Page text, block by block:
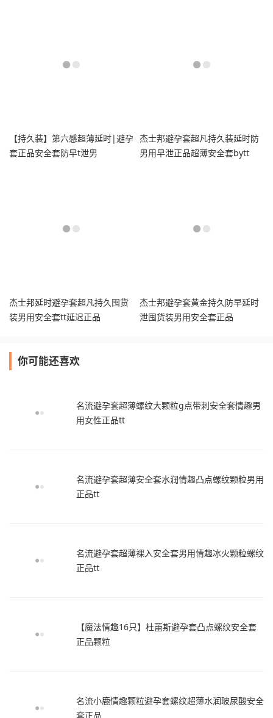
【持久装】第六感超薄延时|避孕
套正品安全套防早t泄男
杰士邦避孕套超凡持久装延时防
男用早泄正品超薄安全套bytt
杰士邦延时避孕套超凡持久囤货
装男用安全套tt延迟正品
杰士邦避孕套黄金持久防早延时
泄囤货装男用安全套正品
你可能还喜欢
名流避孕套超薄螺纹大颗粒g点带刺安全套情趣男
用女性正品tt
名流避孕套超薄安全套水润情趣凸点螺纹颗粒男用
正品tt
名流避孕套超薄裸入安全套男用情趣冰火颗粒螺纹
正品tt
【魔法情趣16只】杜蕾斯避孕套凸点螺纹安全套
正品颗粒
名流小鹿情趣颗粒避孕套螺纹超薄水润玻尿酸安全
套正品